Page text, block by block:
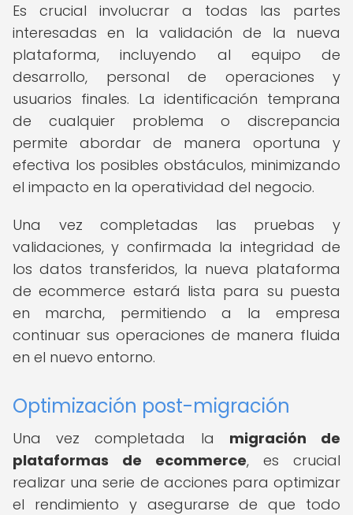
Es crucial involucrar a todas las partes
interesadas en la validación de la nueva
plataforma, incluyendo al equipo de
desarrollo, personal de operaciones y
usuarios finales. La identificación temprana
de cualquier problema o discrepancia
permite abordar de manera oportuna y
efectiva los posibles obstáculos, minimizando
el impacto en la operatividad del negocio.
Una vez completadas las pruebas y
validaciones, y confirmada la integridad de
los datos transferidos, la nueva plataforma
de ecommerce estará lista para su puesta
en marcha, permitiendo a la empresa
continuar sus operaciones de manera fluida
en el nuevo entorno.
Optimización post-migración
Una vez completada la migración de
plataformas de ecommerce, es crucial
realizar una serie de acciones para optimizar
el rendimiento y asegurarse de que todo